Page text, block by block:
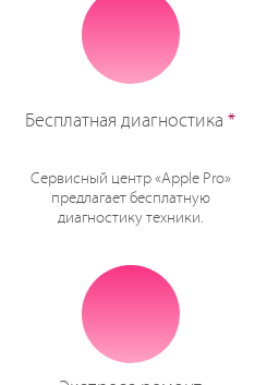
Бесплатная диагностика *
Сервисный центр «Apple Pro»
предлагает бесплатную
диагностику техники.